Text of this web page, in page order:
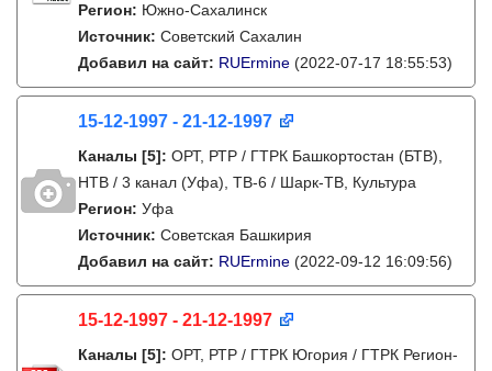
Регион: Южно-Сахалинск
Источник: Советский Сахалин
Добавил на сайт: RUErmine (2022-07-17 18:55:53)
15-12-1997 - 21-12-1997
Каналы [5]: ОРТ, РТР / ГТРК Башкортостан (БТВ),
НТВ / 3 канал (Уфа), ТВ-6 / Шарк-ТВ, Культура
Регион: Уфа
Источник: Советская Башкирия
Добавил на сайт: RUErmine (2022-09-12 16:09:56)
15-12-1997 - 21-12-1997
Каналы [5]: ОРТ, РТР / ГТРК Югория / ГТРК Регион-